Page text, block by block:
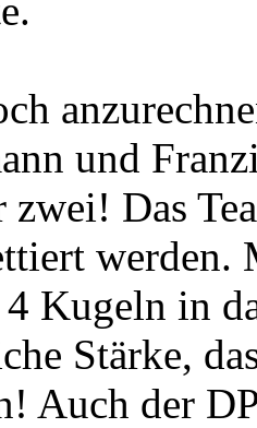
und
zwei! Das
werden.
Kugeln in
Stärke,
Auch der